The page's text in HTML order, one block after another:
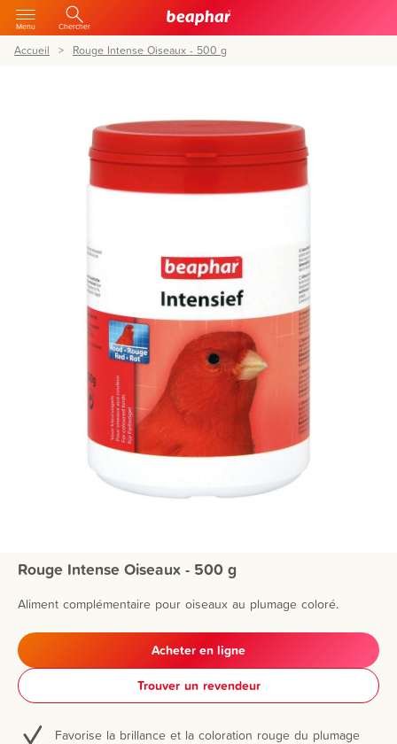
Menu Chercher
Accueil Rouge Intense Oiseaux - 500 g
Rouge Intense Oiseaux - 500 g
Aliment complémentaire pour oiseaux au plumage coloré.
Acheter en ligne
Trouver un revendeur
Favorise la brillance et la coloration rouge du plumage